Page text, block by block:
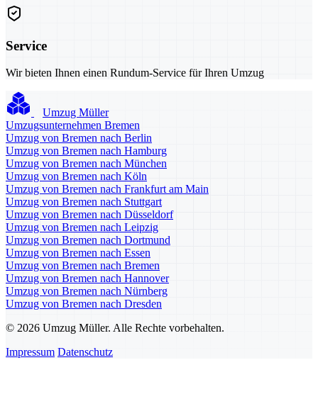
Service
Wir bieten Ihnen einen Rundum-Service für Ihren Umzug
Umzug Müller
Umzugsunternehmen Bremen
Umzug von Bremen nach Berlin
Umzug von Bremen nach Hamburg
Umzug von Bremen nach München
Umzug von Bremen nach Köln
Umzug von Bremen nach Frankfurt am Main
Umzug von Bremen nach Stuttgart
Umzug von Bremen nach Düsseldorf
Umzug von Bremen nach Leipzig
Umzug von Bremen nach Dortmund
Umzug von Bremen nach Essen
Umzug von Bremen nach Bremen
Umzug von Bremen nach Hannover
Umzug von Bremen nach Nürnberg
Umzug von Bremen nach Dresden
© 2026 Umzug Müller. Alle Rechte vorbehalten.
Impressum Datenschutz